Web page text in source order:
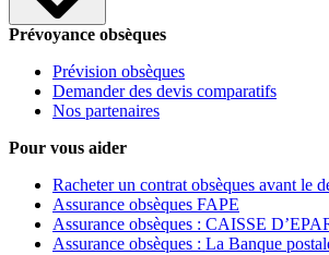
Prévoyance obsèques
Prévision obsèques
Demander des devis comparatifs
Nos partenaires
Pour vous aider
Racheter un contrat obsèques avant le
Assurance obsèques FAPE
Assurance obsèques : CAISSE
Assurance obsèques : La Banque